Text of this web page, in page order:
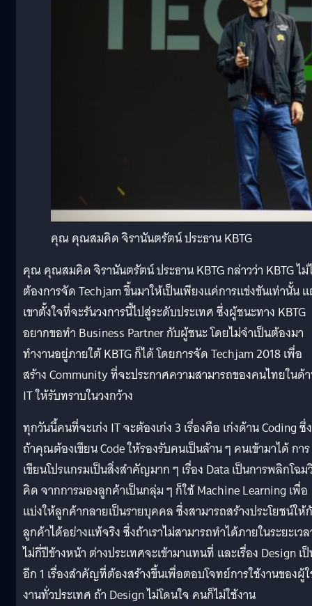
คุณ คุณสมคิด จิรานันตรัตน์ ประธาน KBTG
คุณ คุณสมคิด จิรานันตรัตน์ ประธาน KBTG กล่าวว่า KBTG ไม่
ต้องการจัด Techjam ขึ้นมาให้เป็นเพียงแค่การแข่งขันเท่านั้น
เขาตั้งใจที่จะรันวงการนี้ไปสู่ระดับประเทศ ซึ่งผู้ชนะทาง KBTG
อยากขอทำ Business Partner กับผู้ชนะ โดยไม่จำเป็นต้องมา
ทำงานอยู่ภายใต้ KBTG ก็ได้ โดยการจัด Techjam 2018 เพื่อ
สร้าง Community ที่จะประกาศความสามารถของคนไทยในด้
IT ให้รับทราบในวงกว้าง
ทุกวันนี้คนที่จะเก่ง IT จะต้องเก่ง 3 เรื่องคือ เก่งด้าน Coding ซึ่ง
ถ้าคุณต้องเขียน Code ให้รองรับคนเป็นล้าน ๆ คนเข้ามาได้ การ
เขียนโปรแกรมเป็นสิ่งสำคัญมาก ๆ เรื่อง Data เป็นการพลิกโฉม
คิด จากการมองลูกค้าเป็นกลุ่ม ๆ ก็ใช้ Machine Learning เพื่อ
แบ่งให้ลูกค้ากลายเป็นรายบุคคล ซึ่งสามารถสร้างประโยชน์ให้
ลูกค้าได้อย่างแท้จริง ซึ่งถ้าเราไม่สามารถทำได้ภายในระยะเว
ไม่กี่ปีข้างหน้า ต่างประเทศจะเข้ามาแทนที่ และเรื่อง Design เ
อีก 1 เรื่องสำคัญที่ต้องสร้างขึ้นเพื่อตอบโจทย์การใช้งานของผู้
งานทั่วประเทศ ถ้า Design ไม่โดนใจ คนก็ไม่ใช้งาน